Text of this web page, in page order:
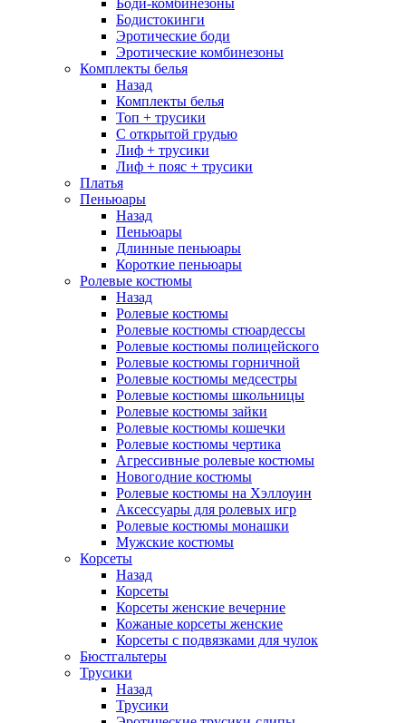
Боди-комбинезоны
Бодистокинги
Эротические боди
Эротические комбинезоны
Комплекты белья
Назад
Комплекты белья
Топ + трусики
С открытой грудью
Лиф + трусики
Лиф + пояс + трусики
Платья
Пеньюары
Назад
Пеньюары
Длинные пеньюары
Короткие пеньюары
Ролевые костюмы
Назад
Ролевые костюмы
Ролевые костюмы стюардессы
Ролевые костюмы полицейского
Ролевые костюмы горничной
Ролевые костюмы медсестры
Ролевые костюмы школьницы
Ролевые костюмы зайки
Ролевые костюмы кошечки
Ролевые костюмы чертика
Агрессивные ролевые костюмы
Новогодние костюмы
Ролевые костюмы на Хэллоуин
Аксессуары для ролевых игр
Ролевые костюмы монашки
Мужские костюмы
Корсеты
Назад
Корсеты
Корсеты женские вечерние
Кожаные корсеты женские
Корсеты с подвязками для чулок
Бюстгальтеры
Трусики
Назад
Трусики